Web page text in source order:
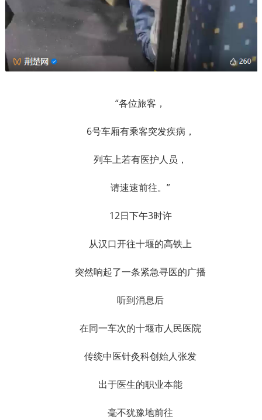
“各位旅客，
6号车厢有乘客突发疾病，
列车上若有医护人员，
请速速前往。”
12日下午3时许
从汉口开往十堰的高铁上
突然响起了一条紧急寻医的广播
听到消息后
在同一车次的十堰市人民医院
传统中医针灸科创始人张发
出于医生的职业本能
毫不犹豫地前往